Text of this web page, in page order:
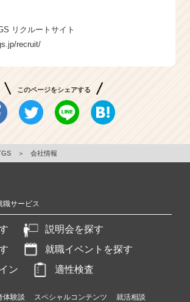
リクルートサイト
recruit/
このページをシェアする
＞ 会社情報
職サービス
説明会を探す
就職イベントを探す
ン
適性検査
体験談 スペシャルコンテンツ
就活相談